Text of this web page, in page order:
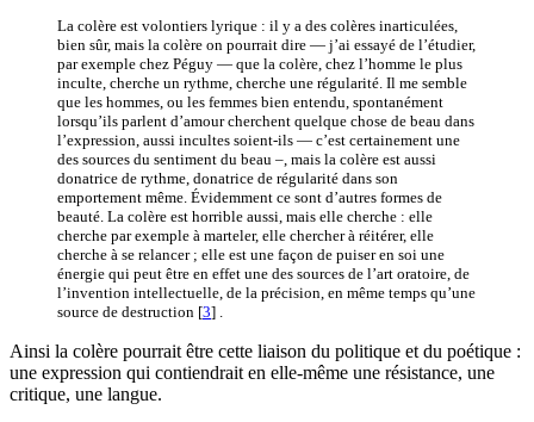
La colère est volontiers lyrique : il y a des colères inarticulées,
bien sûr, mais la colère on pourrait dire — j’ai essayé de l’étudier,
par exemple chez Péguy — que la colère, chez l’homme le plus
inculte, cherche un rythme, cherche une régularité. Il me semble
que les hommes, ou les femmes bien entendu, spontanément
lorsqu’ils parlent d’amour cherchent quelque chose de beau dans
l’expression, aussi incultes soient-ils — c’est certainement une
des sources du sentiment du beau –, mais la colère est aussi
donatrice de rythme, donatrice de régularité dans son
emportement même. Évidemment ce sont d’autres formes de
beauté. La colère est horrible aussi, mais elle cherche : elle
cherche par exemple à marteler, elle chercher à réitérer, elle
cherche à se relancer ; elle est une façon de puiser en soi une
énergie qui peut être en effet une des sources de l’art oratoire, de
l’invention intellectuelle, de la précision, en même temps qu’une
source de destruction [3]
Ainsi la colère pourrait être cette liaison du politique et du poétique :
une expression qui contiendrait en elle-même une résistance, une
critique, une langue.